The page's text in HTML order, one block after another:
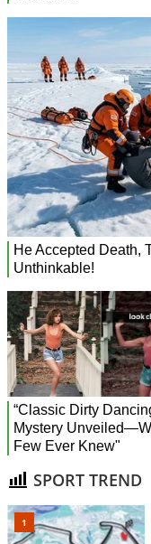
SPORT TREND